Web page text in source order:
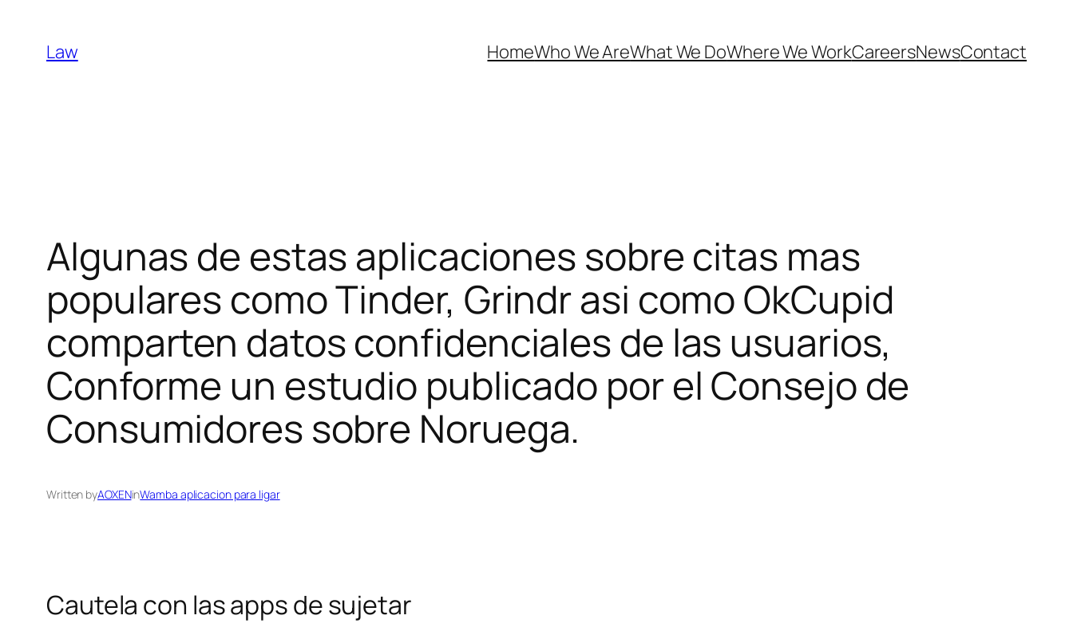
content
Law HomeWho We AreWhat We DoWhere We WorkCareersNewsContact
Algunas de estas aplicaciones sobre citas mas
populares como Tinder, Grindr asi­ como OkCupid
comparten datos confidenciales de las usuarios,
Conforme un estudio publicado por el Consejo de
Consumidores sobre Noruega.
Written byAOXENinWamba aplicacion para ligar
Cautela con las apps de sujetar